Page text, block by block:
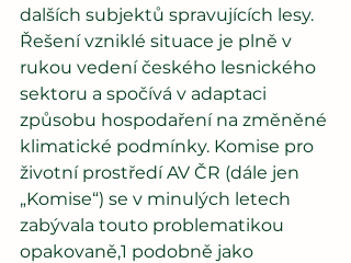
dalších subjektů spravujících lesy.
Řešení vzniklé situace je plně v
rukou vedení českého lesnického
sektoru a spočívá v adaptaci
způsobu hospodaření na změněné
klimatické podmínky. Komise pro
životní prostředí AV ČR (dále jen
„Komise“) se v minulých letech
zabývala touto problematikou
opakovaně,1 podobně jako